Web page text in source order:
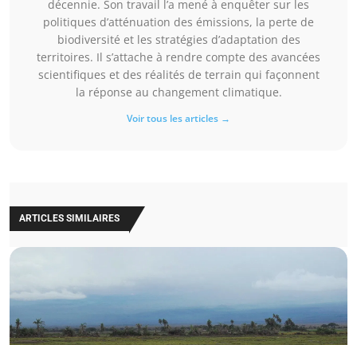
décennie. Son travail l’a mené à enquêter sur les
politiques d’atténuation des émissions, la perte de
biodiversité et les stratégies d’adaptation des
territoires. Il s’attache à rendre compte des avancées
scientifiques et des réalités de terrain qui façonnent
la réponse au changement climatique.
Voir tous les articles →
ARTICLES SIMILAIRES